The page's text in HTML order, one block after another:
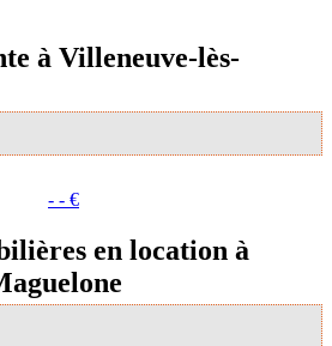
à Villeneuve-lès-
- - €
en location à